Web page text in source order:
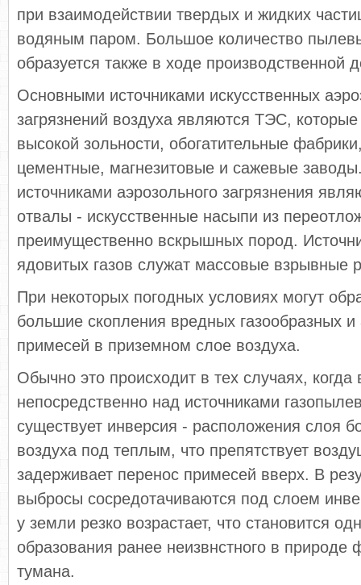
при взаимодействии твердых и жидких
водяным паром. Большое количество
образуется также в ходе производственной
Основными источниками искусственных
загрязнений воздуха являются ТЭС,
высокой зольности, обогатительные
цементные, магнезитовые и сажевые
источниками аэрозольного загрязнения
отвалы - искусственные насыпи из
преимущественно вскрышных пород.
ядовитых газов служат массовые взрывные
При некоторых погодных условиях могут
большие скопления вредных газообразных и
примесей в приземном слое воздуха.
Обычно это происходит в тех случаях, когда
непосредственно над источниками
существует инверсия - расположения слоя
воздуха под теплым, что препятствует
задерживает перенос примесей вверх. В
выбросы сосредотачиваются под слоем
у земли резко возрастает, что становится
образования ранее неизвнстного в природе
тумана.